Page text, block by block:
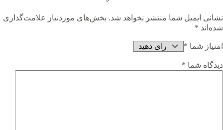
نشانی ایمیل شما منتشر نخواهد شد. بخش‌های موردنیاز علامت‌گذاری
شده‌اند *
امتیاز شما *
دیدگاه شما *